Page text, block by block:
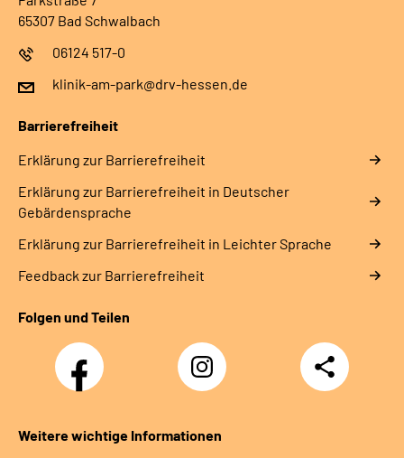
65307 Bad Schwalbach
06124 517-0
klinik-am-park@drv-hessen.de
Barrierefreiheit
Erklärung zur Barrierefreiheit
Erklärung zur Barrierefreiheit in Deutscher
Gebärdensprache
Erklärung zur Barrierefreiheit in Leichter Sprache
Feedback zur Barrierefreiheit
Folgen und Teilen
Facebook Instagram
Teilen
Weitere wichtige Informationen